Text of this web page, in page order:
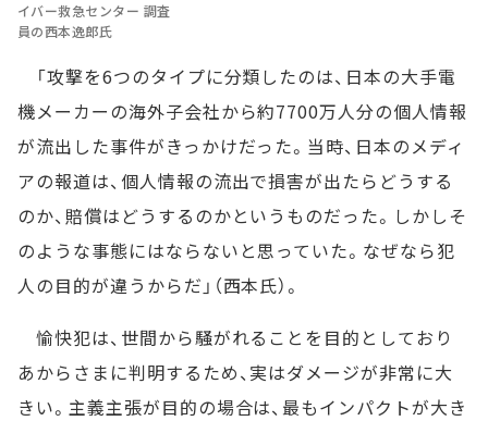
イバー救急センター 調査
員の西本逸郎氏
「攻撃を6つのタイプに分類したのは、日本の大手電
機メーカーの海外子会社から約7700万人分の個人情報
が流出した事件がきっかけだった。当時、日本のメディ
アの報道は、個人情報の流出で損害が出たらどうする
のか、賠償はどうするのかというものだった。しかしそ
のような事態にはならないと思っていた。なぜなら犯
人の目的が違うからだ」（西本氏）。
愉快犯は、世間から騒がれることを目的としており
あからさまに判明するため、実はダメージが非常に大
きい。主義主張が目的の場合は、最もインパクトが大き